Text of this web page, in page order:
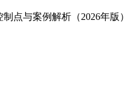
点与案例解析（2026年版）